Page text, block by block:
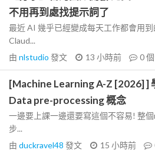
不用再到處找提示詞了
最近 AI 幾乎已經變成每天工作都會用
Claud...
由 nlstudio 發文 13 小時前 0
[Machine Learning A-Z [2026] ]
Data pre-processing 概念
一邊要上課一邊還要寫這個不容易! 整
步...
由 duckravel48 發文 15 小時前